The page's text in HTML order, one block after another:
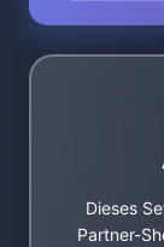
Dieses
Partner-